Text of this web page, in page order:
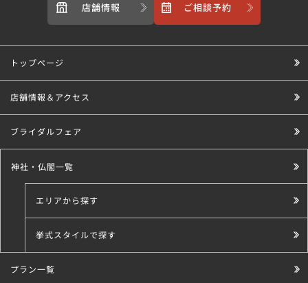
店舗情報 ご相談予約
トップページ
店舗情報＆アクセス
ブライダルフェア
神社・仏閣一覧
エリアから探す
挙式スタイルで探す
こだわり条件で探す
プラン一覧